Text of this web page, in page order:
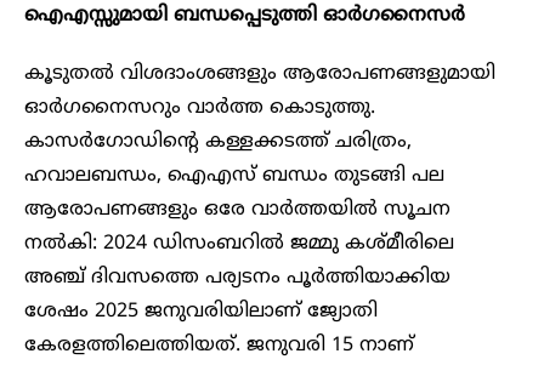
ഐഎസ്സുമായി ബന്ധപ്പെടുത്തി ഓർഗനൈസർ
കൂടുതൽ വിശദാംശങ്ങളും ആരോപണങ്ങളുമായി
ഓർഗനൈസറും വാർത്ത കൊടുത്തു.
കാസർഗോഡിന്റെ കള്ളക്കടത്ത് ചരിത്രം,
ഹവാലബന്ധം, ഐഎസ് ബന്ധം തുടങ്ങി പല
ആരോപണങ്ങളും ഒരേ വാർത്തയിൽ സൂചന
നൽകി: 2024 ഡിസംബറിൽ ജമ്മു കശ്മീരിലെ
അഞ്ച് ദിവസത്തെ പര്യടനം പൂർത്തിയാക്കിയ
ശേഷം 2025 ജനുവരിയിലാണ് ജ്യോതി
കേരളത്തിലെത്തിയത്. ജനുവരി 15 നാണ്